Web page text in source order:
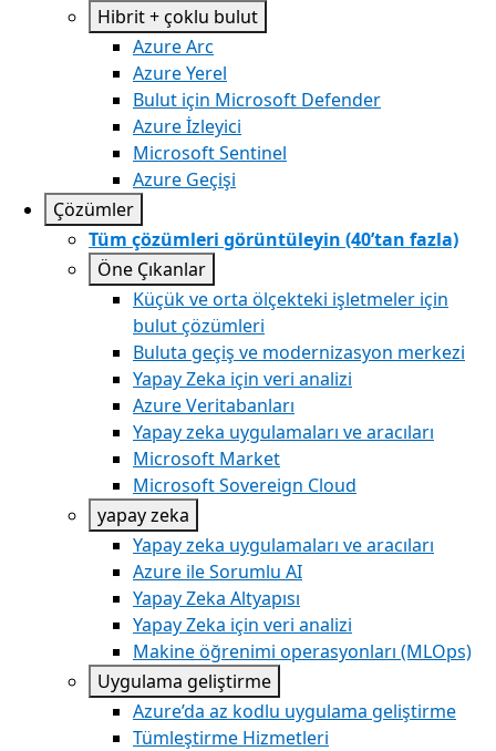
Hibrit + çoklu bulut
Azure Arc​
Azure Yerel
Bulut için Microsoft Defender
Azure İzleyici
Microsoft Sentinel
Azure Geçişi
Çözümler
Tüm çözümleri görüntüleyin (40’tan fazla)
Öne Çıkanlar
Küçük ve orta ölçekteki işletmeler için
bulut çözümleri
Buluta geçiş ve modernizasyon merkezi
Yapay Zeka için veri analizi
Azure Veritabanları
Yapay zeka uygulamaları ve aracıları
Microsoft Market
Microsoft Sovereign Cloud
yapay zeka
Yapay zeka uygulamaları ve aracıları
Azure ile Sorumlu AI
Yapay Zeka Altyapısı
Yapay Zeka için veri analizi
Makine öğrenimi operasyonları (MLOps)
Uygulama geliştirme
Azure’da az kodlu uygulama geliştirme
Tümleştirme Hizmetleri